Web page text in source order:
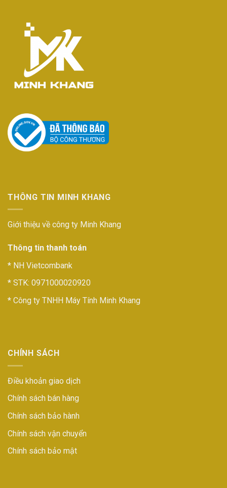
THÔNG TIN MINH KHANG
Giới thiệu về công ty Minh Khang
Thông tin thanh toán
* NH Vietcombank
* STK: 0971000020920
* Công ty TNHH Máy Tính Minh Khang
CHÍNH SÁCH
Điều khoản giao dịch
Chính sách bán hàng
Chính sách bảo hành
Chính sách vận chuyển
Chính sách bảo mật